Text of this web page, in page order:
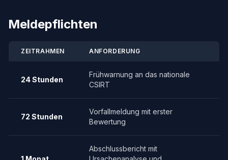
Meldepflichten
ZEITRAHMEN ANFORDERUNG
24 Stunden
Frühwarnung an das nationale
CSIRT
72 Stunden
Vorfallmeldung mit erster
Bewertung
Abschlussbericht mit